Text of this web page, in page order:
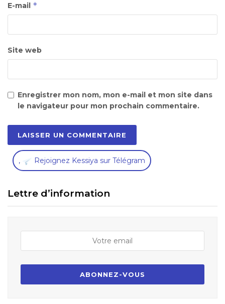
E-mail *
Site web
Enregistrer mon nom, mon e-mail et mon site dans
le navigateur pour mon prochain commentaire.
, Rejoignez Kessiya sur Télégram
Lettre d’information